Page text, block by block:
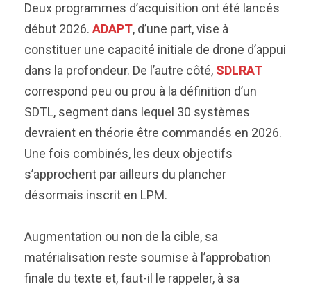
Deux programmes d’acquisition ont été lancés
début 2026. ADAPT, d’une part, vise à
constituer une capacité initiale de drone d’appui
dans la profondeur. De l’autre côté, SDLRAT
correspond peu ou prou à la définition d’un
SDTL, segment dans lequel 30 systèmes
devraient en théorie être commandés en 2026.
Une fois combinés, les deux objectifs
s’approchent par ailleurs du plancher
désormais inscrit en LPM.
Augmentation ou non de la cible, sa
matérialisation reste soumise à l’approbation
finale du texte et, faut-il le rappeler, à sa